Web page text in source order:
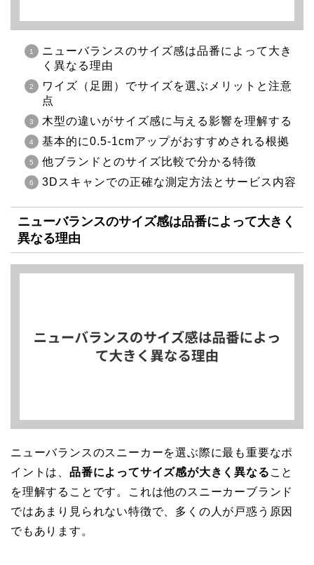
ニューバランスのサイズ感は品番によって大き
く異なる理由
ワイズ（足囲）でサイズを選ぶメリットと注意
点
木型の違いがサイズ感に与える影響を理解する
基本的に0.5-1cmアップがおすすめされる根拠
他ブランドとのサイズ比較で分かる特徴
3Dスキャンでの正確な測定方法とサービス内容
ニューバランスのサイズ感は品番によって大きく
異なる理由
ニューバランスのスニーカーを選ぶ際に最も重要なポ
イントは、 品番によってサイズ感が大きく異なる こと
を理解することです。これは他のスニーカーブランド
ではあまり見られない特徴で、多くの人が戸惑う原因
でもあります。